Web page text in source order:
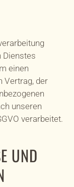
Dienstes
einen
Vertrag, der
unseren
verarbeitet.
UND